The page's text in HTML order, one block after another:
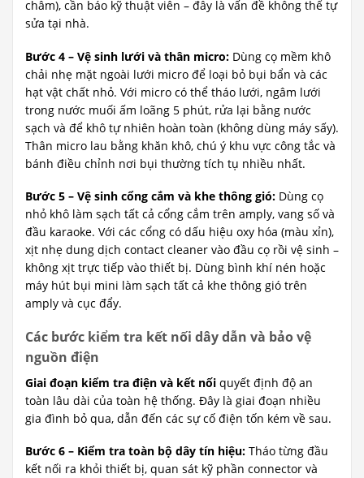
châm), cần báo kỹ thuật viên – đây là vấn đề không thể tự
sửa tại nhà.
Bước 4 – Vệ sinh lưới và thân micro: Dùng cọ mềm khô
chải nhẹ mặt ngoài lưới micro để loại bỏ bụi bẩn và các
hạt vật chất nhỏ. Với micro có thể tháo lưới, ngâm lưới
trong nước muối ấm loãng 5 phút, rửa lại bằng nước
sạch và để khô tự nhiên hoàn toàn (không dùng máy sấy).
Thân micro lau bằng khăn khô, chú ý khu vực công tắc và
bánh điều chỉnh nơi bụi thường tích tụ nhiều nhất.
Bước 5 – Vệ sinh cổng cắm và khe thông gió: Dùng cọ
nhỏ khô làm sạch tất cả cổng cắm trên amply, vang số và
đầu karaoke. Với các cổng có dấu hiệu oxy hóa (màu xỉn),
xịt nhẹ dung dịch contact cleaner vào đầu cọ rồi vệ sinh –
không xịt trực tiếp vào thiết bị. Dùng bình khí nén hoặc
máy hút bụi mini làm sạch tất cả khe thông gió trên
amply và cục đẩy.
Các bước kiểm tra kết nối dây dẫn và bảo vệ
nguồn điện
Giai đoạn kiểm tra điện và kết nối quyết định độ an
toàn lâu dài của toàn hệ thống. Đây là giai đoạn nhiều
gia đình bỏ qua, dẫn đến các sự cố điện tốn kém về sau.
Bước 6 – Kiểm tra toàn bộ dây tín hiệu: Tháo từng đầu
kết nối ra khỏi thiết bị, quan sát kỹ phần connector và